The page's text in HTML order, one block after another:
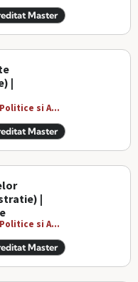
Master
|
si A...
Master
|
si A...
Master